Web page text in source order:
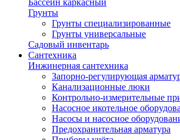
Бассейн каркасный
Грунты
Грунты специализированные
Грунты универсальные
Садовый инвентарь
Сантехника
Инжинерная сантехника
Запорно-регулирующая
Канализационные люки
Контрольно-измерительные
Насосное икотельное
Насосы и насосное
Предохранительная арматура